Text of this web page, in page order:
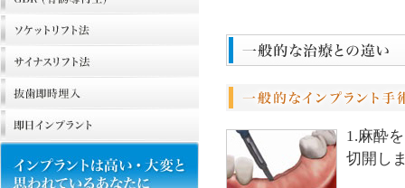
1.麻酔
切開し